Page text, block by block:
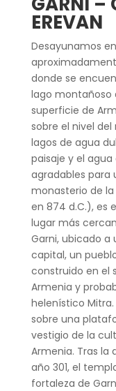
EREVAN
Desayunamos
donde se
lago montañoso
superficie de
sobre el nivel
lagos de agua
paisaje y el
agradables para
monasterio de
en 874 d.C.), es
lugar más
Garni, ubicado a
capital, un
construido en el
Armenia y
helenístico
sobre una
vestigio de la
Armenia. Tras la
año 301, el
fortaleza de